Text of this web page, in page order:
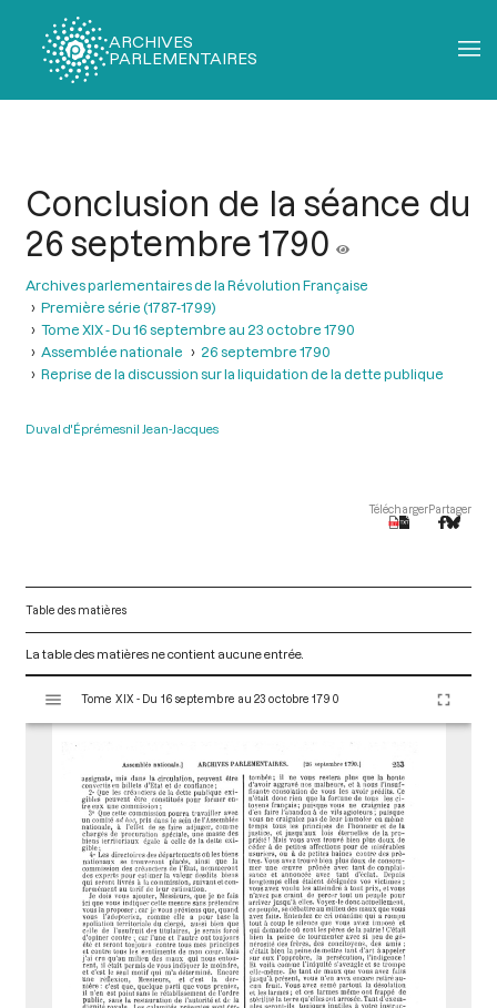
ARCHIVES
PARLEMENTAIRES
Conclusion de la séance du
26 septembre 1790
Archives parlementaires de la Révolution Française
Première série (1787-1799)
Tome XIX - Du 16 septembre au 23 octobre 1790
Assemblée nationale
26 septembre 1790
Reprise de la discussion sur la liquidation de la dette publique
Duval d'Éprémesnil Jean-Jacques
TéléchargerPartager
Table des matières
La table des matières ne contient aucune entrée.
s
Tome XIX - Du 16 septembre au 23 octobre 1790